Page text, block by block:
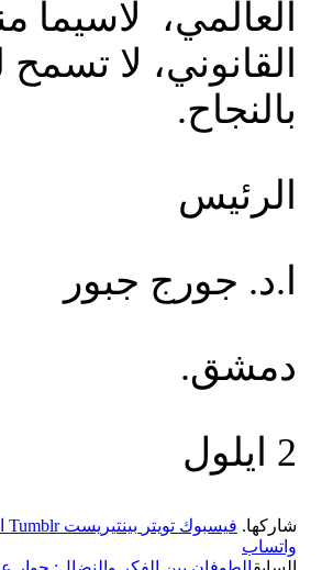
العالمي، لاسيما
القانوني، لا تسمح
بالنجاح.
الرئيس
ا.د. جورج جبور
دمشق.
2 ايلول
شاركها. فيسبوك تويتر بينتيريست Tumblr
واتساب